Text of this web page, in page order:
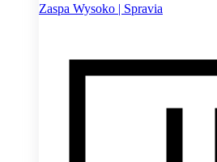
Zaspa Wysoko | Spravia